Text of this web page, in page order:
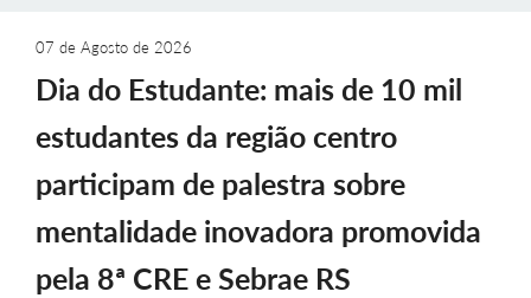
07 de Agosto de 2026
Dia do Estudante: mais de 10 mil
estudantes da região centro
participam de palestra sobre
mentalidade inovadora promovida
pela 8ª CRE e Sebrae RS